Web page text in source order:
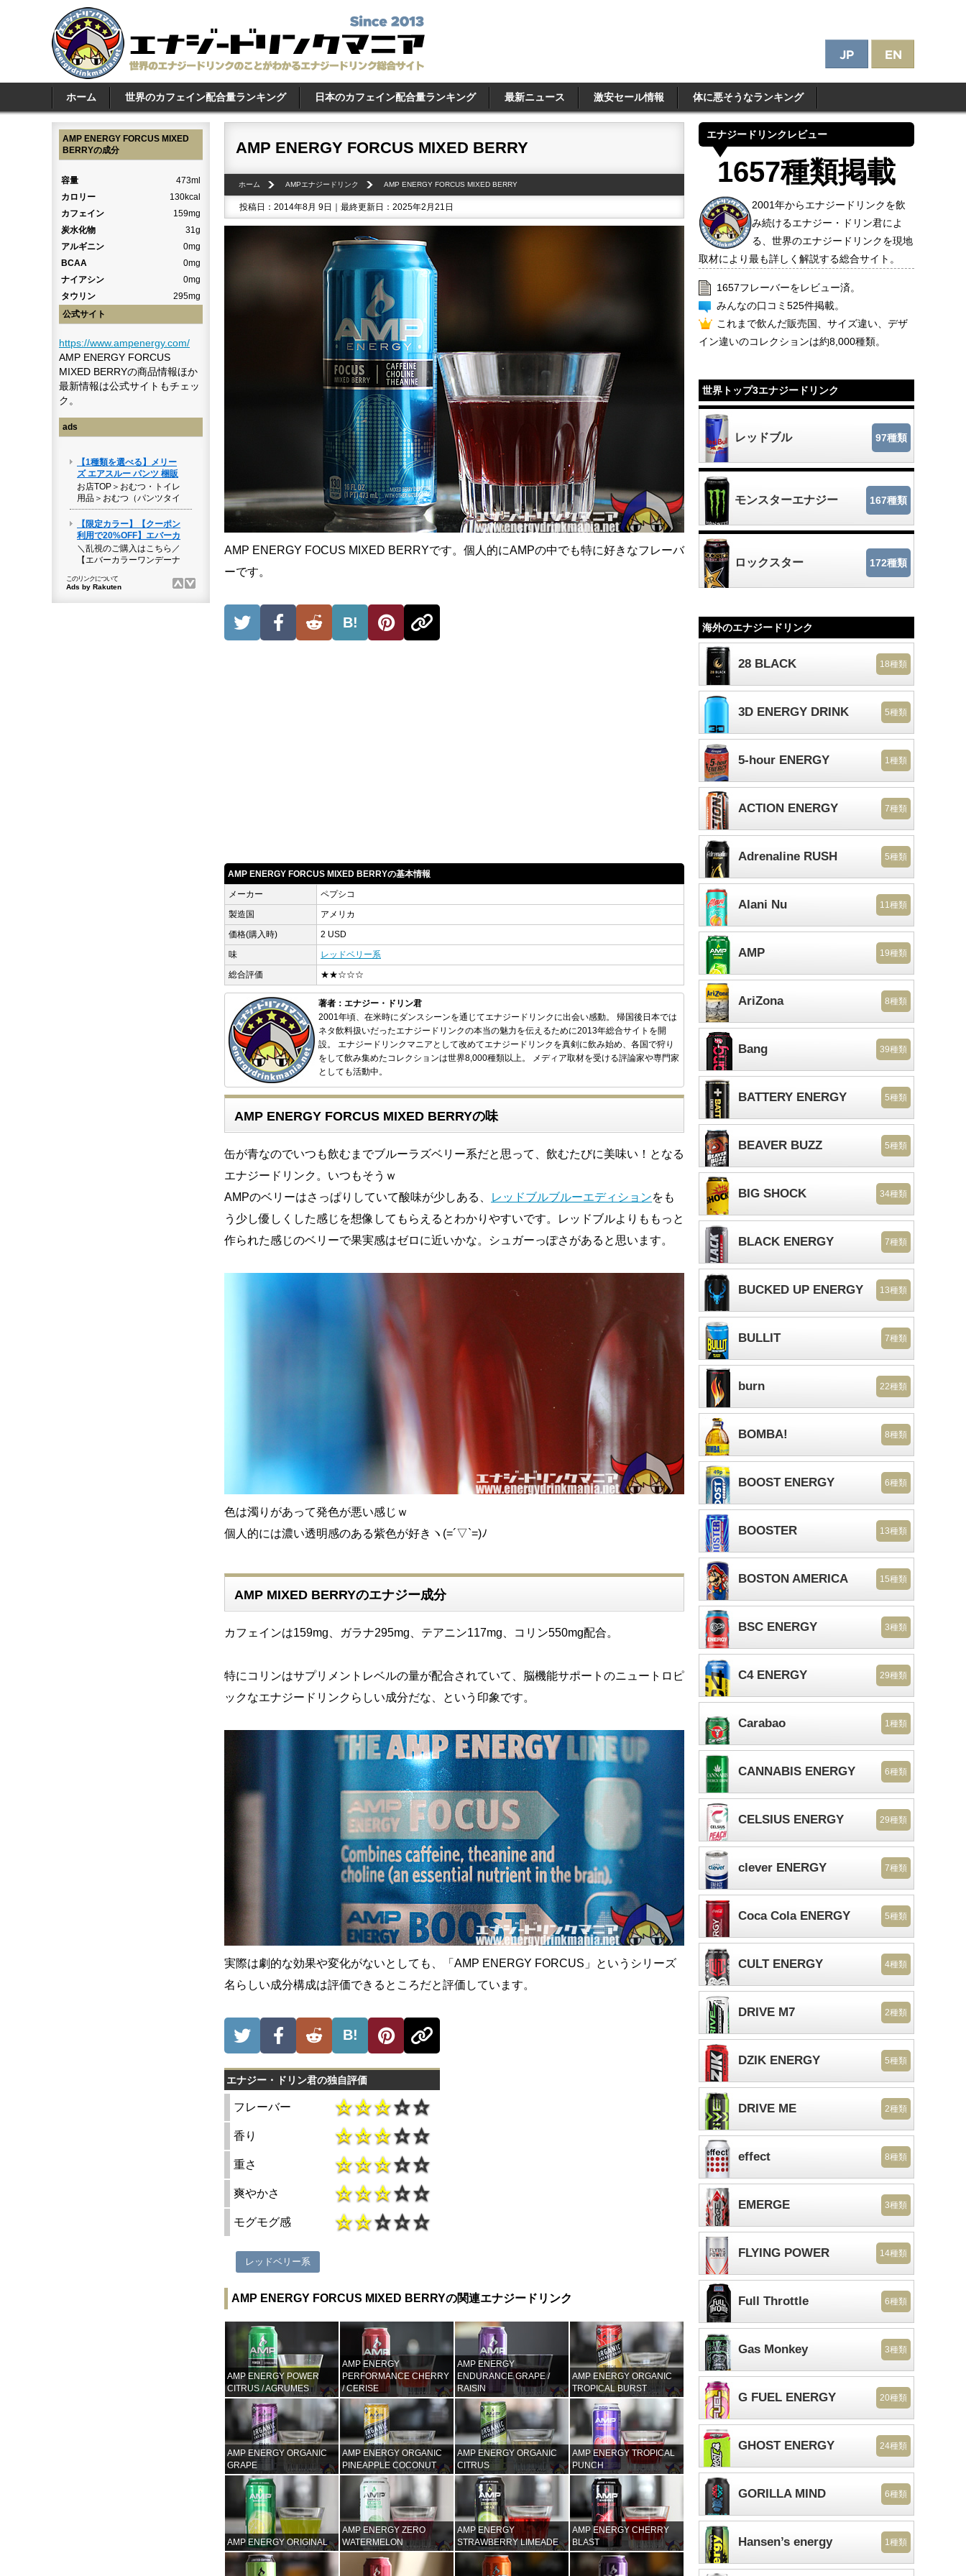
ホーム 世界のカフェイン配合量ランキング 日本のカフェイン配合量ランキング 最新ニュース 激安セール情報 体に悪そうなランキング
AMP ENERGY FORCUS MIXED BERRY
ホーム AMPエナジードリンク AMP ENERGY FORCUS MIXED BERRY
投稿日：2014年8月 9日｜最終更新日：2025年2月21日
AMP ENERGY FOCUS MIXED BERRYです。個人的にAMPの中でも特に好きなフレーバ
ーです。
B!
AMP ENERGY FORCUS MIXED BERRYの基本情報
メーカー
ペプシコ
製造国
アメリカ
価格(購入時)
2 USD
味
レッドベリー系
総合評価
★★☆☆☆
著者：エナジー・ドリン君
2001年頃、在米時にダンスシーンを通じてエナジードリンクに出会い感動。 帰国後日本では
ネタ飲料扱いだったエナジードリンクの本当の魅力を伝えるために2013年総合サイトを開
設。 エナジードリンクマニアとして改めてエナジードリンクを真剣に飲み始め、各国で狩り
をして飲み集めたコレクションは世界8,000種類以上。 メディア取材を受ける評論家や専門家
としても活動中。
AMP ENERGY FORCUS MIXED BERRYの味
缶が青なのでいつも飲むまでブルーラズベリー系だと思って、飲むたびに美味い！となる
エナジードリンク。いつもそうｗ
AMPのベリーはさっぱりしていて酸味が少しある、
レッドブルブルーエディションをも
う少し優しくした感じを想像してもらえるとわかりやすいです。レッドブルよりももっと
作られた感じのベリーで果実感はゼロに近いかな。シュガーっぽさがあると思います。
色は濁りがあって発色が悪い感じｗ
個人的には濃い透明感のある紫色が好きヽ(=´▽`=)ﾉ
AMP MIXED BERRYのエナジー成分
カフェインは159mg、ガラナ295mg、テアニン117mg、コリン550mg配合。
特にコリンはサプリメントレベルの量が配合されていて、脳機能サポートのニュートロピ
ックなエナジードリンクらしい成分だな、という印象です。
実際は劇的な効果や変化がないとしても、「AMP ENERGY FORCUS」というシリーズ
名らしい成分構成は評価できるところだと評価しています。
B!
エナジー・ドリン君の独自評価
フレーバー
香り
重さ
爽やかさ
モグモグ感
レッドベリー系
AMP ENERGY FORCUS MIXED BERRYの関連エナジードリンク
AMP ENERGY POWER
CITRUS / AGRUMES
AMP ENERGY
PERFORMANCE CHERRY
/ CERISE
AMP ENERGY
ENDURANCE GRAPE /
RAISIN
AMP ENERGY ORGANIC
TROPICAL BURST
AMP ENERGY ORGANIC
GRAPE
AMP ENERGY ORGANIC
PINEAPPLE COCONUT
AMP ENERGY ORGANIC
CITRUS
AMP ENERGY TROPICAL
PUNCH
AMP ENERGY ORIGINAL
AMP ENERGY ZERO
WATERMELON
AMP ENERGY
STRAWBERRY LIMEADE
AMP ENERGY CHERRY
BLAST
AMP ENERGY FORCUS MIXED
BERRYの成分
容量
473ml
カロリー
130kcal
カフェイン
159mg
炭水化物
31g
アルギニン
0mg
BCAA
0mg
ナイアシン
0mg
タウリン
295mg
公式サイト
https://www.ampenergy.com/
AMP ENERGY FORCUS
MIXED BERRYの商品情報ほか
最新情報は公式サイトもチェッ
ク。
ads
エナジードリンクレビュー
1657種類掲載
2001年からエナジードリンクを飲
み続けるエナジー・ドリン君によ
る、世界のエナジードリンクを現地
取材により最も詳しく解説する総合サイト。
1657フレーバーをレビュー済。
みんなの口コミ525件掲載。
これまで飲んだ販売国、サイズ違い、デザ
イン違いのコレクションは約8,000種類。
世界トップ3エナジードリンク
レッドブル 97種類
モンスターエナジー 167種類
ロックスター 172種類
海外のエナジードリンク
28 BLACK 18種類
3D ENERGY DRINK 5種類
5-hour ENERGY 1種類
ACTION ENERGY 7種類
Adrenaline RUSH 5種類
Alani Nu 11種類
AMP 19種類
AriZona 8種類
Bang 39種類
BATTERY ENERGY 5種類
BEAVER BUZZ 5種類
BIG SHOCK 34種類
BLACK ENERGY 7種類
BUCKED UP ENERGY 13種類
BULLIT 7種類
burn 22種類
BOMBA! 8種類
BOOST ENERGY 6種類
BOOSTER 13種類
BOSTON AMERICA 15種類
BSC ENERGY 3種類
C4 ENERGY 29種類
Carabao 1種類
CANNABIS ENERGY 6種類
CELSIUS ENERGY 29種類
clever ENERGY 7種類
Coca Cola ENERGY 5種類
CULT ENERGY 4種類
DRIVE M7 2種類
DZIK ENERGY 5種類
DRIVE ME 2種類
effect 8種類
EMERGE 3種類
FLYING POWER 14種類
Full Throttle 6種類
Gas Monkey 3種類
G FUEL ENERGY 20種類
GHOST ENERGY 24種類
GORILLA MIND 6種類
Hansen’s energy 1種類